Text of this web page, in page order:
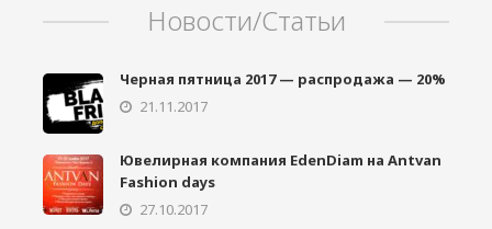
Новости/Статьи
Черная пятница 2017 — распродажа — 20%
21.11.2017
Ювелирная компания EdenDiam на Antvan
Fashion days
27.10.2017